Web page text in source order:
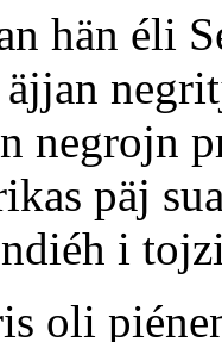
hän éli
negrojn
päj
i
oli